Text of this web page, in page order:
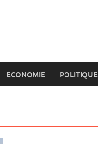
ECONOMIE POLITIQUE